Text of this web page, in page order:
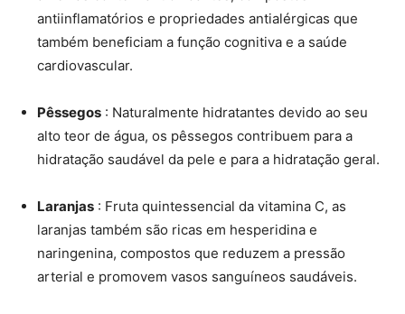
antiinflamatórios e propriedades antialérgicas que
também beneficiam a função cognitiva e a saúde
cardiovascular.
Pêssegos : Naturalmente hidratantes devido ao seu
alto teor de água, os pêssegos contribuem para a
hidratação saudável da pele e para a hidratação geral.
Laranjas : Fruta quintessencial da vitamina C, as
laranjas também são ricas em hesperidina e
naringenina, compostos que reduzem a pressão
arterial e promovem vasos sanguíneos saudáveis.